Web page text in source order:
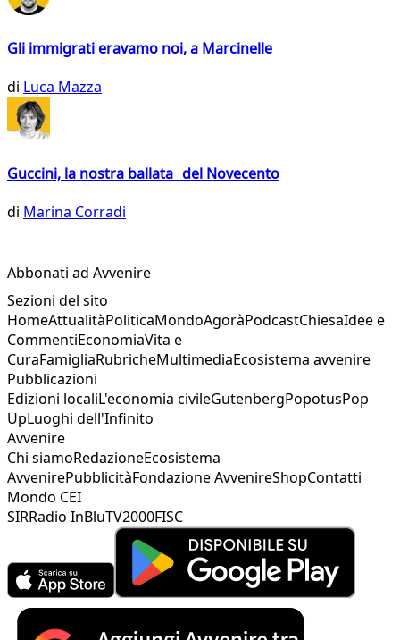
Gli immigrati eravamo noi, a Marcinelle
di Luca Mazza
Guccini, la nostra ballata del Novecento
di Marina Corradi
Abbonati ad Avvenire
Sezioni del sito
HomeAttualitàPoliticaMondoAgoràPodcastChiesaIdee e
CommentiEconomiaVita e
CuraFamigliaRubricheMultimediaEcosistema avvenire
Pubblicazioni
Edizioni localiL'economia civileGutenbergPopotusPop
UpLuoghi dell'Infinito
Avvenire
Chi siamoRedazioneEcosistema
AvvenirePubblicitàFondazione AvvenireShopContatti
Mondo CEI
SIRRadio InBluTV2000FISC